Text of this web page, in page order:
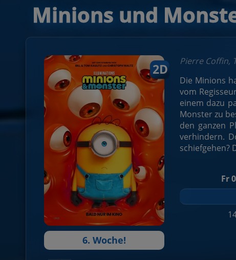
Minions und
2D
6. Woche!
Pierre Coffin,
Die Minions
vom
einem dazu
Monster zu
den ganzen
verhindern.
schiefgehen?
Fr